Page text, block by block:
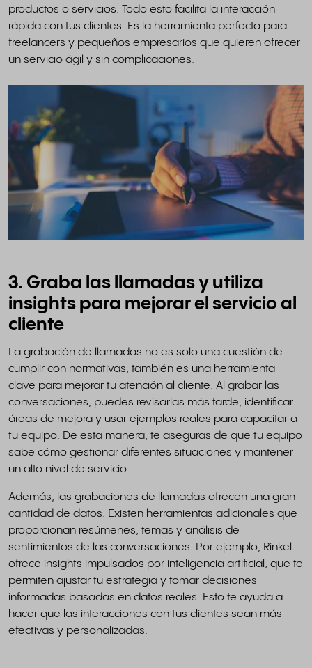
productos o servicios. Todo esto facilita la interacción
rápida con tus clientes. Es la herramienta perfecta para
freelancers y pequeños empresarios que quieren ofrecer
un servicio ágil y sin complicaciones.
3. Graba las llamadas y utiliza
insights para mejorar el servicio al
cliente
La grabación de llamadas no es solo una cuestión de
cumplir con normativas, también es una herramienta
clave para mejorar tu atención al cliente. Al grabar las
conversaciones, puedes revisarlas más tarde, identificar
áreas de mejora y usar ejemplos reales para capacitar a
tu equipo. De esta manera, te aseguras de que tu equipo
sabe cómo gestionar diferentes situaciones y mantener
un alto nivel de servicio.
Además, las grabaciones de llamadas ofrecen una gran
cantidad de datos. Existen herramientas adicionales que
proporcionan resúmenes, temas y análisis de
sentimientos de las conversaciones. Por ejemplo, Rinkel
ofrece insights impulsados por inteligencia artificial, que te
permiten ajustar tu estrategia y tomar decisiones
informadas basadas en datos reales. Esto te ayuda a
hacer que las interacciones con tus clientes sean más
efectivas y personalizadas.